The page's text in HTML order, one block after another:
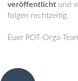
veröffentlicht und
folgen rechtzeitig.
Euer POT-Orga-